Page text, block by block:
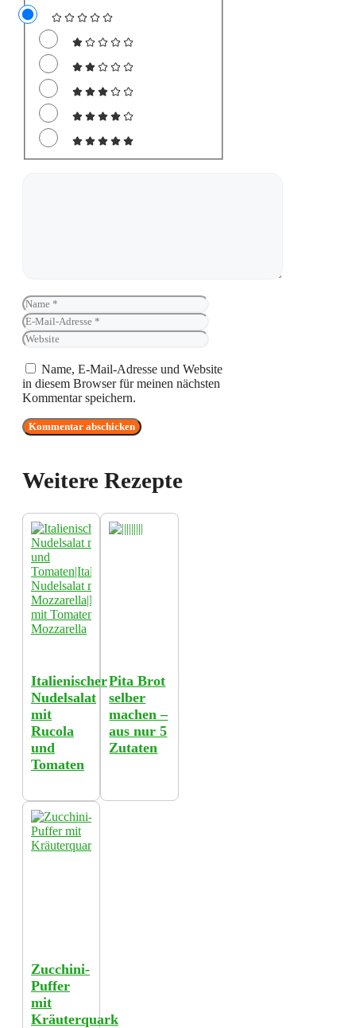
Name
Name, E-Mail-Adresse und Website
in diesem Browser für meinen nächsten
Kommentar speichern.
Weitere Rezepte
Italienischer
Nudelsalat
mit
Rucola
und
Tomaten
Pita Brot
selber
machen –
aus nur 5
Zutaten
Zucchini-
Puffer
mit
Kräuterquark